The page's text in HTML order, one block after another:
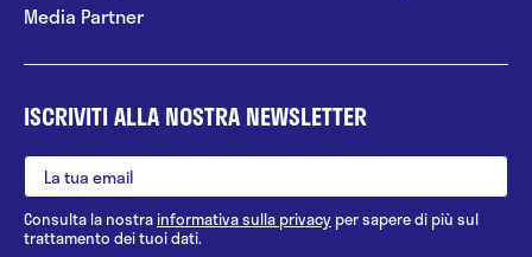
Media Partner
ISCRIVITI ALLA NOSTRA NEWSLETTER
Consulta la nostrainformativa sulla privacy per sapere di più sul
trattamento dei tuoi dati.